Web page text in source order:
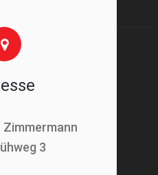
Zimmermann
3